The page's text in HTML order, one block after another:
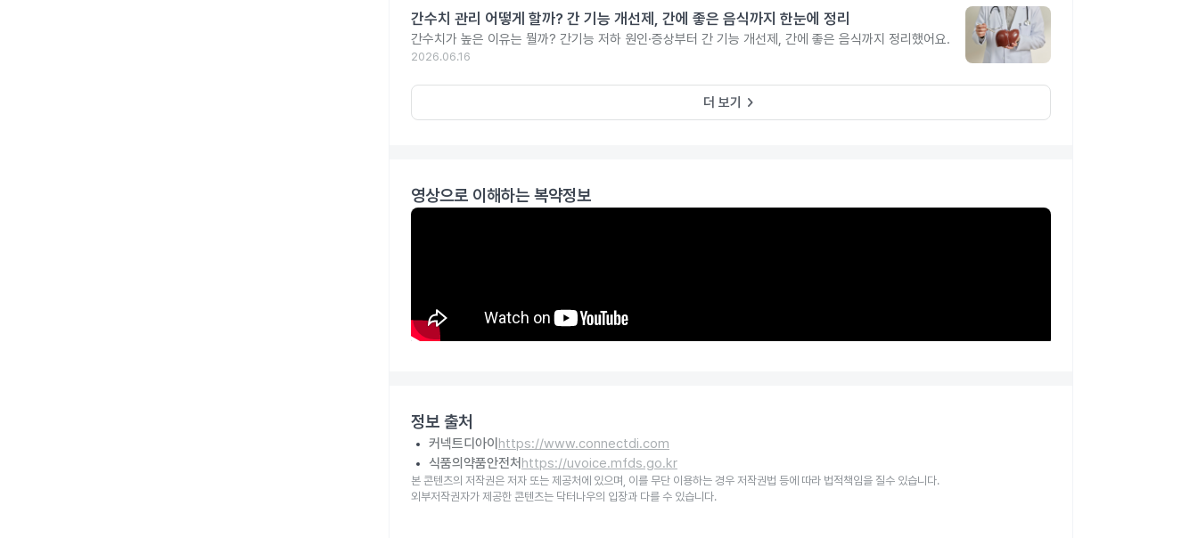
간수치 관리 어떻게 할까? 간 기능 개선제, 간에 좋은 음식까지 한눈에 정리
간수치가 높은 이유는 뭘까? 간기능 저하 원인·증상부터 간 기능 개선제, 간에 좋은 음식까지 정리했어요.
2026.06.16
더 보기 keyboard_arrow_right
영상으로 이해하는 복약정보
정보 출처
커넥트디아이 https://www.connectdi.com
식품의약품안전처 https://uvoice.mfds.go.kr
본 콘텐츠의 저작권은 저자 또는 제공처에 있으며, 이를 무단 이용하는 경우 저작권법 등에 따라 법적책임을 질수 있습니다.
외부저작권자가 제공한 콘텐츠는 닥터나우의 입장과 다를 수 있습니다.